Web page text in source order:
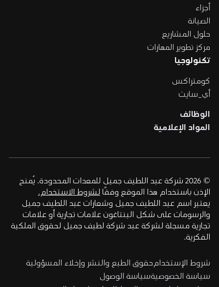
أجزاء
الصيانة
حلول المشاريع
مركز تطوير المهارات
تكنولوجيا
كومتراكس
أي_سايت
الوظائف
المواد الإعلامية
© 2026 شركة عبد اللطيف جميل للمعدات المحدودة. يُمنح
الإذن باستخدام هذا الموقع وفقًالشروط الاستخدام.
يعتبر اسم عبد اللطيف جميل وشعارات عبد اللطيف جميل
والرسومات على شكل البنتاغون علامات تجارية أو علامات
تجارية مسجلة لشركة عبد شركة لطيف جميل لحقوق الملكية
الفكرية.
شروط الإستخدامحقوق الطبع والنشر وإخلاء المسؤولية
سياسة الخصوصيةسياسة الوصول